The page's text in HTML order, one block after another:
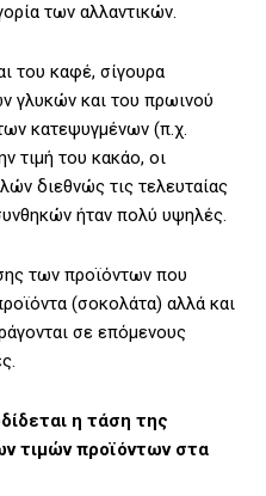
των αλλαντικών.
του καφέ, σίγουρα
γλυκών και του πρωινού
κατεψυγμένων (π.χ.
τιμή του κακάο, οι
διεθνώς τις τελευταίας
ήταν πολύ υψηλές.
των προϊόντων που
(σοκολάτα) αλλά και
σε επόμενους
η τάση της
τιμών προϊόντων στα